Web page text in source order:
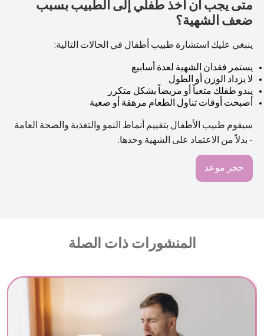
متى يجب أن آخذ طفلي إلى الطبيب بسبب
ضعف الشهية؟
ينبغي عليك استشارة طبيب أطفال في الحالات التالية:
يستمر فقدان الشهية لعدة أسابيع
لا يزداد الوزن أو الطول
يبدو طفلك متعباً أو مريضاً بشكل متكرر
أصبحت أوقات تناول الطعام مرهقة أو صعبة
سيقوم طبيب الأطفال بتقييم أنماط النمو والتغذية والصحة العامة
- بدلاً من الاعتماد على الشهية وحدها.
حجز موعد
المنشورات ذات الصلة